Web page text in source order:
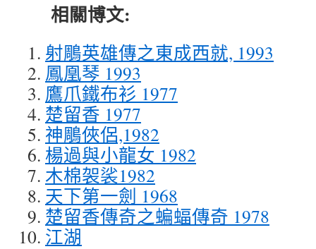
相關博文:
射鵰英雄傳之東成西就, 1993
鳳凰琴 1993
鷹爪鐵布衫 1977
楚留香 1977
神鵰俠侶,1982
楊過與小龍女 1982
木棉袈裟1982
天下第一劍 1968
楚留香傳奇之蝙蝠傳奇 1978
江湖